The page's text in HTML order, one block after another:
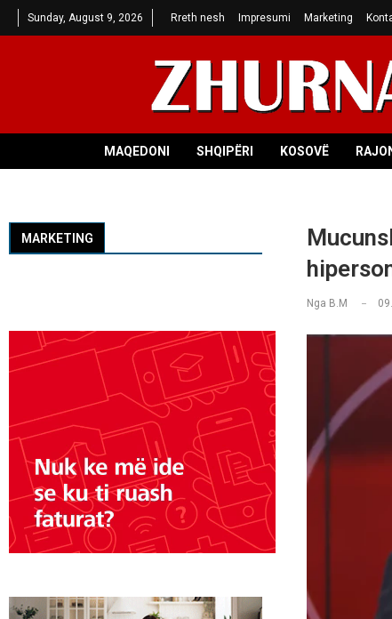
Sunday, August 9, 2026 Rreth nesh Impresumi Marketing
MAQEDONI SHQIPËRI KOSOVË
Nga B.M
MARKETING